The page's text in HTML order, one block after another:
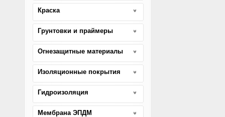
Краска
Грунтовки и праймеры
Огнезащитные материалы
Изоляционные покрытия
Гидроизоляция
Мембрана ЭПДМ